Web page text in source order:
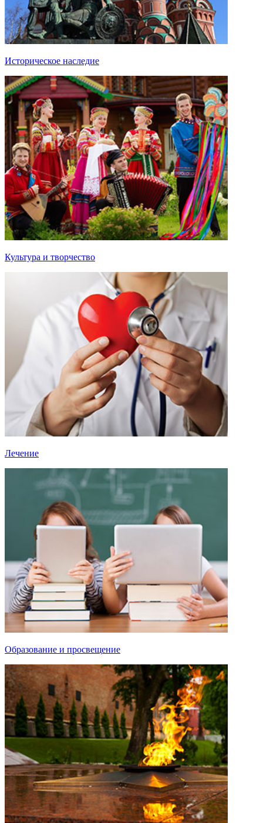
Историческое наследие
Культура и творчество
Лечение
Образование и просвещение